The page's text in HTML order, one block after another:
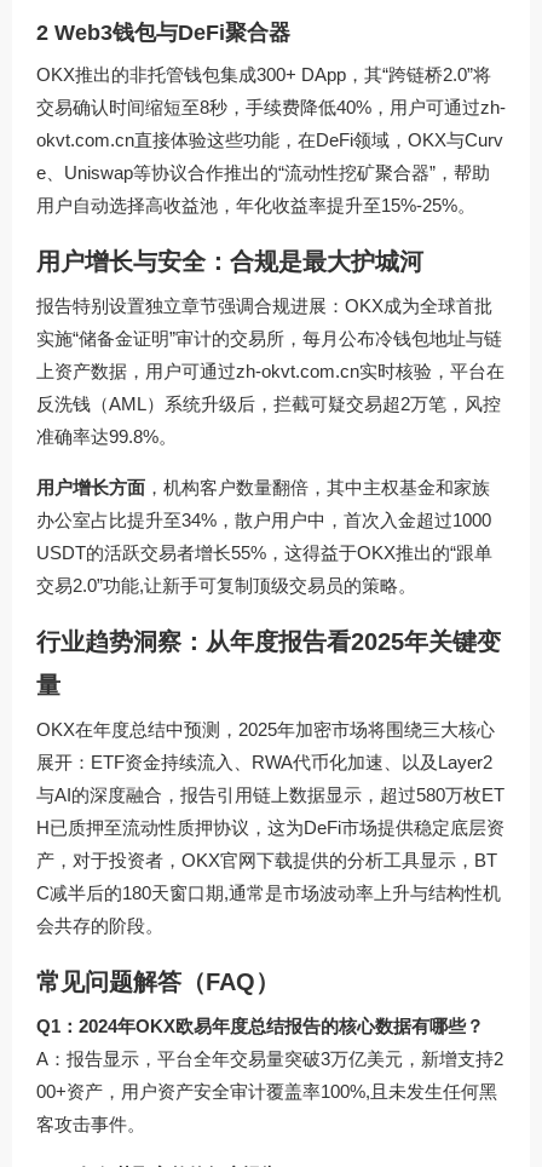
2 Web3钱包与DeFi聚合器
OKX推出的非托管钱包集成300+ DApp，其“跨链桥2.0”将
交易确认时间缩短至8秒，手续费降低40%，用户可通过zh-
okvt.com.cn直接体验这些功能，在DeFi领域，OKX与Curv
e、Uniswap等协议合作推出的“流动性挖矿聚合器”，帮助
用户自动选择高收益池，年化收益率提升至15%-25%。
用户增长与安全：合规是最大护城河
报告特别设置独立章节强调合规进展：OKX成为全球首批
实施“储备金证明”审计的交易所，每月公布冷钱包地址与链
上资产数据，用户可通过zh-okvt.com.cn实时核验，平台在
反洗钱（AML）系统升级后，拦截可疑交易超2万笔，风控
准确率达99.8%。
用户增长方面 ，机构客户数量翻倍，其中主权基金和家族
办公室占比提升至34%，散户用户中，首次入金超过1000
USDT的活跃交易者增长55%，这得益于OKX推出的“跟单
交易2.0”功能,让新手可复制顶级交易员的策略。
行业趋势洞察：从年度报告看2025年关键变
量
OKX在年度总结中预测，2025年加密市场将围绕三大核心
展开：ETF资金持续流入、RWA代币化加速、以及Layer2
与AI的深度融合，报告引用链上数据显示，超过580万枚ET
H已质押至流动性质押协议，这为DeFi市场提供稳定底层资
产，对于投资者， OKX官网下载提供的分析工具显示，BT
C减半后的180天窗口期,通常是市场波动率上升与结构性机
会共存的阶段。
常见问题解答（FAQ）
Q1：2024年OKX欧易年度总结报告的核心数据有哪些？
A：报告显示，平台全年交易量突破3万亿美元，新增支持2
00+资产，用户资产安全审计覆盖率100%,且未发生任何黑
客攻击事件。